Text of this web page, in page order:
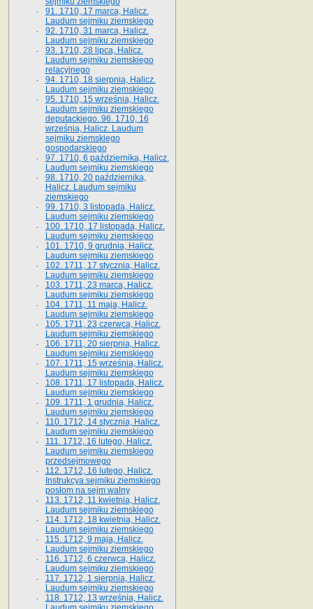
91. 1710, 17 marca, Halicz.
Laudum sejmiku ziemskiego
92. 1710, 31 marca, Halicz.
Laudum sejmiku ziemskiego
93. 1710, 28 lipca, Halicz.
Laudum sejmiku ziemskiego
relacyjnego
94. 1710, 18 sierpnia, Halicz.
Laudum sejmiku ziemskiego
95. 1710, 15 września, Halicz.
Laudum sejmiku ziemskiego
deputackiego. 96. 1710, 16
września, Halicz. Laudum
sejmiku ziemskiego
gospodarskiego
97. 1710, 6 października, Halicz.
Laudum sejmiku ziemskiego
98. 1710, 20 października,
Halicz. Laudum sejmiku
ziemskiego
99. 1710, 3 listopada, Halicz.
Laudum sejmiku ziemskiego
100. 1710, 17 listopada, Halicz.
Laudum sejmiku ziemskiego
101. 1710, 9 grudnia, Halicz.
Laudum sejmiku ziemskiego
102. 1711, 17 stycznia, Halicz.
Laudum sejmiku ziemskiego
103. 1711, 23 marca, Halicz.
Laudum sejmiku ziemskiego
104. 1711, 11 maja, Halicz.
Laudum sejmiku ziemskiego
105. 1711, 23 czerwca, Halicz.
Laudum sejmiku ziemskiego
106. 1711, 20 sierpnia, Halicz.
Laudum sejmiku ziemskiego
107. 1711, 15 września, Halicz.
Laudum sejmiku ziemskiego
108. 1711, 17 listopada, Halicz.
Laudum sejmiku ziemskiego
109. 1711, 1 grudnia, Halicz.
Laudum sejmiku ziemskiego
110. 1712, 14 stycznia, Halicz.
Laudum sejmiku ziemskiego
111. 1712, 16 lutego, Halicz.
Laudum sejmiku ziemskiego
przedsejmowego
112. 1712, 16 lutego, Halicz.
Instrukcya sejmiku ziemskiego
posłom na sejm walny
113. 1712, 11 kwietnia, Halicz.
Laudum sejmiku ziemskiego
114. 1712, 18 kwietnia, Halicz.
Laudum sejmiku ziemskiego
115. 1712, 9 maja, Halicz.
Laudum sejmiku ziemskiego
116. 1712, 6 czerwca, Halicz.
Laudum sejmiku ziemskiego
117. 1712, 1 sierpnia, Halicz.
Laudum sejmiku ziemskiego
118. 1712, 13 września, Halicz.